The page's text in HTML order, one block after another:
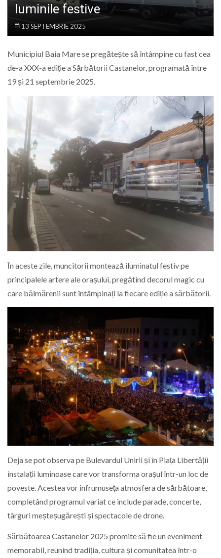
luminile festive
13 SEPTEMBRIE 2025
Municipiul Baia Mare se pregătește să întâmpine cu fast cea
de-a XXX-a ediție a Sărbătorii Castanelor, programată între
19 și 21 septembrie 2025.
În aceste zile, muncitorii montează iluminatul festiv pe
principalele artere ale orașului, pregătind decorul magic cu
care băimărenii sunt întâmpinați la fiecare ediție a sărbătorii.
Deja se pot observa pe Bulevardul Unirii și în Piața Libertății
instalații luminoase care vor transforma orașul într-un loc de
poveste. Acestea vor înfrumuseța atmosfera de sărbătoare,
completând programul variat ce include parade, concerte,
târguri meșteșugărești și spectacole de drone.
Sărbătoarea Castanelor 2025 promite să fie un eveniment
memorabil, reunind tradiția, cultura și comunitatea într-o